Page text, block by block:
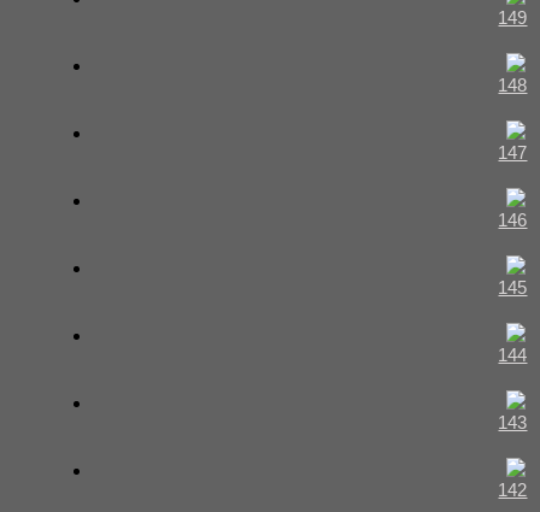
149
148
147
146
145
144
143
142